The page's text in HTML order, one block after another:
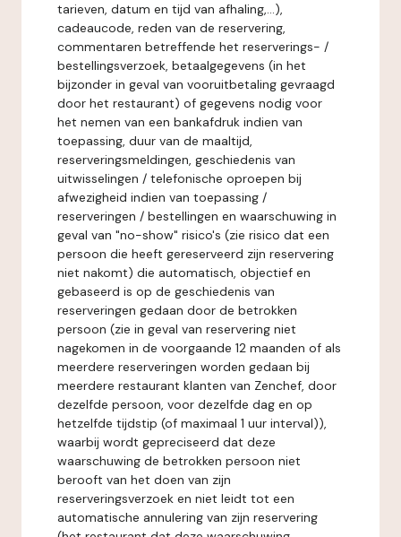
tarieven, datum en tijd van afhaling,...),
cadeaucode, reden van de reservering,
commentaren betreffende het reserverings- /
bestellingsverzoek, betaalgegevens (in het
bijzonder in geval van vooruitbetaling gevraagd
door het restaurant) of gegevens nodig voor
het nemen van een bankafdruk indien van
toepassing, duur van de maaltijd,
reserveringsmeldingen, geschiedenis van
uitwisselingen / telefonische oproepen bij
afwezigheid indien van toepassing /
reserveringen / bestellingen en waarschuwing in
geval van "no-show" risico's (zie risico dat een
persoon die heeft gereserveerd zijn reservering
niet nakomt) die automatisch, objectief en
gebaseerd is op de geschiedenis van
reserveringen gedaan door de betrokken
persoon (zie in geval van reservering niet
nagekomen in de voorgaande 12 maanden of als
meerdere reserveringen worden gedaan bij
meerdere restaurant klanten van Zenchef, door
dezelfde persoon, voor dezelfde dag en op
hetzelfde tijdstip (of maximaal 1 uur interval)),
waarbij wordt gepreciseerd dat deze
waarschuwing de betrokken persoon niet
berooft van het doen van zijn
reserveringsverzoek en niet leidt tot een
automatische annulering van zijn reservering